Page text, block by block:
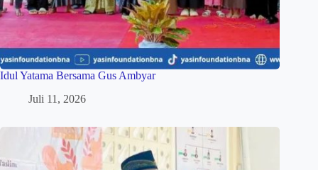
Idul Yatama Bersama Gus Ambyar
Juli 11, 2026